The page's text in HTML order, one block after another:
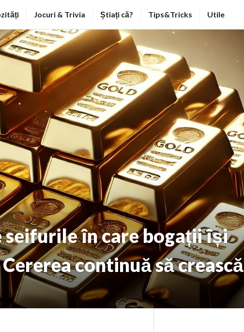
Jocuri & Trivia Știați că? Tips&Tricks Utile
în care bogații își
continuă să crească